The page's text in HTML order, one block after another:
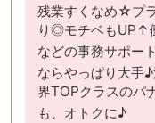
残業すくなめ☆プ
り◎モチベもUP↑
などの事務サポー
ならやっぱり大手
界TOPクラスのパ
も、オトクに♪